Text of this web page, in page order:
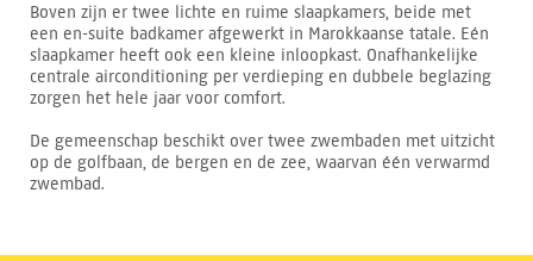
Boven zijn er twee lichte en ruime slaapkamers, beide met
een en-suite badkamer afgewerkt in Marokkaanse tatale. Eén
slaapkamer heeft ook een kleine inloopkast. Onafhankelijke
centrale airconditioning per verdieping en dubbele beglazing
zorgen het hele jaar voor comfort.
De gemeenschap beschikt over twee zwembaden met uitzicht
op de golfbaan, de bergen en de zee, waarvan één verwarmd
zwembad.